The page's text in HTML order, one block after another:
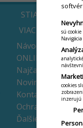
STIAHNUŤ
VIAC
Návody
ONLINE
Najčastejšie
Novinky a zmeny
Kontakt
Ochrana
Ďalšie aplikácie
sú
cookies
inzerujú